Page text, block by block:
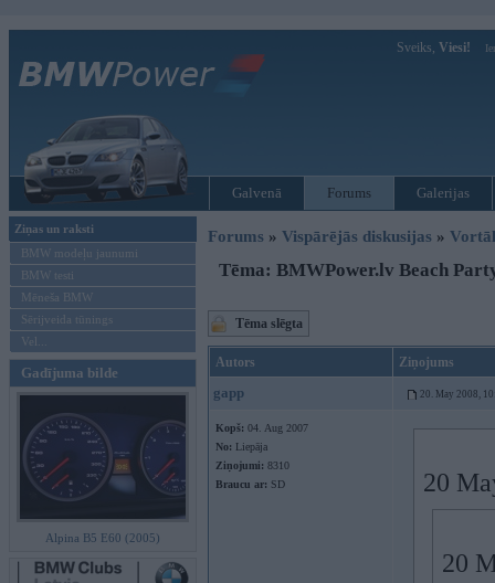
Sveiks, Viesi!
Galvenā Forums Galerijas
Ziņas un raksti
BMW modeļu jaunumi
BMW testi
Mēneša BMW
Sērijveida tūnings
Vel...
Gadījuma bilde
Alpina B5 E60 (2005)
Forums » Vispārējās diskusijas »
Tēma: BMWPower.lv Beach
Tēma slēgta
Autors Ziņojums
gapp 20. May 2008,
Kopš: 04. Aug 2007
No: Liepāja
Ziņojumi: 8310
Braucu ar: SD 20
20